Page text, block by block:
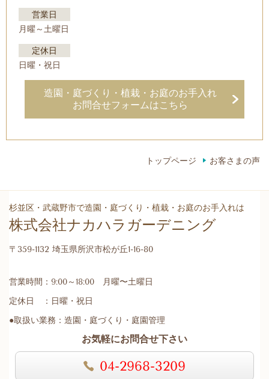
営業日
月曜～土曜日
定休日
日曜・祝日
造園・庭づくり・植栽・お庭のお手入れ
お問合せフォームはこちら
トップページ お客さまの声
杉並区・武蔵野市で造園・庭づくり・植栽・お庭のお手入れは
株式会社ナカハラガーデニング
〒359-1132 埼玉県所沢市松が丘1-16-80
営業時間：9:00～18:00 月曜〜土曜日
定休日 ：日曜・祝日
●取扱い業務：造園・庭づくり・庭園管理
お気軽にお問合せ下さい
04-2968-3209